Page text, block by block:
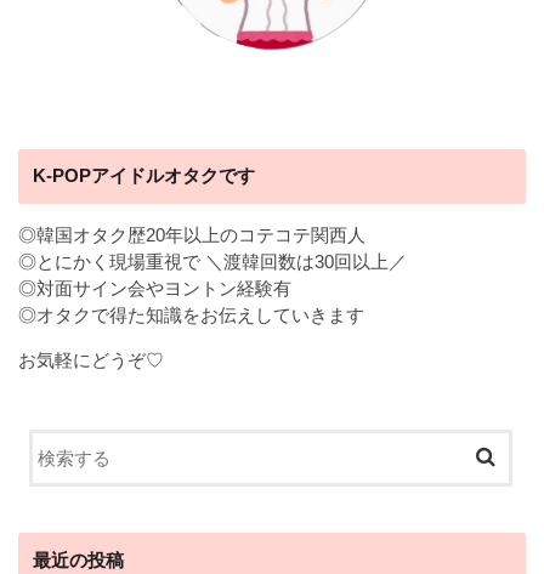
K-POPアイドルオタクです
◎韓国オタク歴20年以上のコテコテ関西人
◎とにかく現場重視で ＼渡韓回数は30回以上／
◎対面サイン会やヨントン経験有
◎オタクで得た知識をお伝えしていきます
お気軽にどうぞ♡
最近の投稿